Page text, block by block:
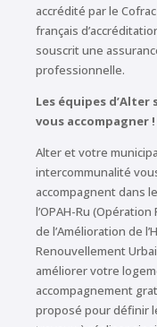
accrédité par le
français
souscrit une
professionnelle.
Les équipes
vous accompagner !
Alter et votre
intercommunalité
accompagnent dans
l’OPAH-Ru
de l’Amélioration de
Renouvellement
améliorer votre
accompagnement
proposé pour définir